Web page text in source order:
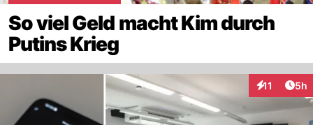
So viel Geld macht Kim durch
Putins Krieg
11 5h